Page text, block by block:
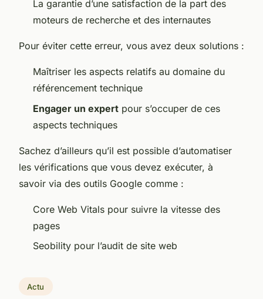
La garantie d’une satisfaction de la part des
moteurs de recherche et des internautes
Pour éviter cette erreur, vous avez deux solutions :
Maîtriser les aspects relatifs au domaine du
référencement technique
Engager un expert pour s’occuper de ces
aspects techniques
Sachez d’ailleurs qu’il est possible d’automatiser
les vérifications que vous devez exécuter, à
savoir via des outils Google comme :
Core Web Vitals pour suivre la vitesse des
pages
Seobility pour l’audit de site web
Actu